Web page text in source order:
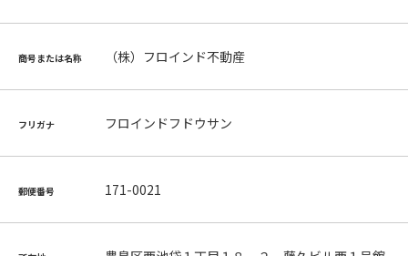
商号または名称 （株）フロインド不動産
フリガナ フロインドフドウサン
郵便番号 171-0021